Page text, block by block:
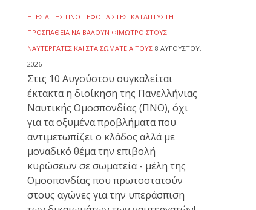
ΗΓΕΣΊΑ ΤΗΣ ΠΝΟ - ΕΦΟΠΛΙΣΤΈΣ: ΚΑΤΆΠΤΥΣΤΗ
ΠΡΟΣΠΆΘΕΙΑ ΝΑ ΒΆΛΟΥΝ ΦΊΜΩΤΡΟ ΣΤΟΥΣ
ΝΑΥΤΕΡΓΆΤΕΣ ΚΑΙ ΣΤΑ ΣΩΜΑΤΕΊΑ ΤΟΥΣ 8 ΑΥΓΟΎΣΤΟΥ,
2026
Στις 10 Αυγούστου συγκαλείται
έκτακτα η διοίκηση της Πανελλήνιας
Ναυτικής Ομοσπονδίας (ΠΝΟ), όχι
για τα οξυμένα προβλήματα που
αντιμετωπίζει ο κλάδος αλλά με
μοναδικό θέμα την επιβολή
κυρώσεων σε σωματεία - μέλη της
Ομοσπονδίας που πρωτοστατούν
στους αγώνες για την υπεράσπιση